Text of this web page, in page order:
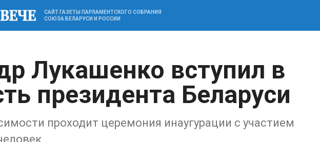
САЙТ ГАЗЕТЫ ПАРЛАМЕНТСКОГО СОБРАНИЯ
СОЮЗА БЕЛАРУСИ И РОССИИ
Лукашенко вступил в
президента Беларуси
проходит церемония инаугурации с участием